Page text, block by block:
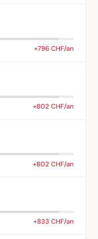
+796 CHF/an
+802 CHF/an
+802 CHF/an
+833 CHF/an